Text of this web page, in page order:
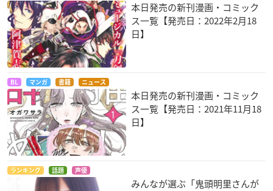
本日発売の新刊漫画・コミック
ス一覧【発売日：2022年2月18
日】
BL マンガ 書籍 ニュース
本日発売の新刊漫画・コミック
ス一覧【発売日：2021年11月18
日】
ランキング 話題 声優
みんなが選ぶ「鬼頭明里さんが